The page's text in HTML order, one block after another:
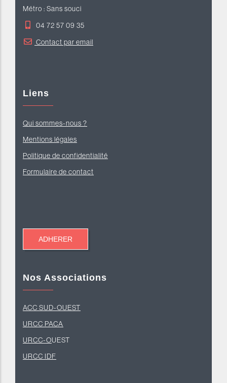
Métro : Sans souci
04 72 57 09 35
Contact par email
Liens
Qui sommes-nous ?
Mentions légales
Politique de confidentialité
Formulaire de contact
Nos Associations
ACC SUD-OUEST
URCC PACA
URCC-OUEST
URCC IDF